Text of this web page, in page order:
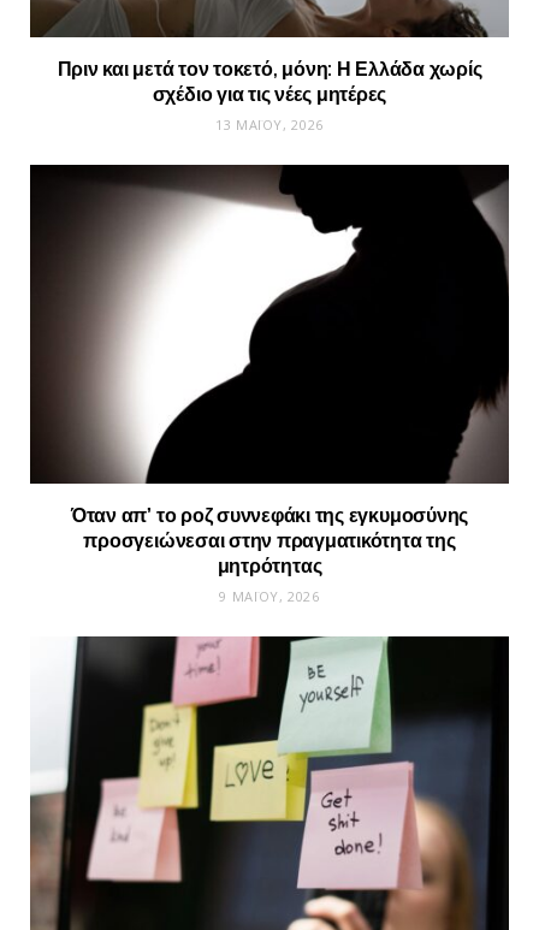
Πριν και μετά τον τοκετό, μόνη: Η Ελλάδα χωρίς
σχέδιο για τις νέες μητέρες
13 ΜΑΪ́ΟΥ, 2026
Όταν απ’ το ροζ συννεφάκι της εγκυμοσύνης
προσγειώνεσαι στην πραγματικότητα της
μητρότητας
9 ΜΑΪ́ΟΥ, 2026